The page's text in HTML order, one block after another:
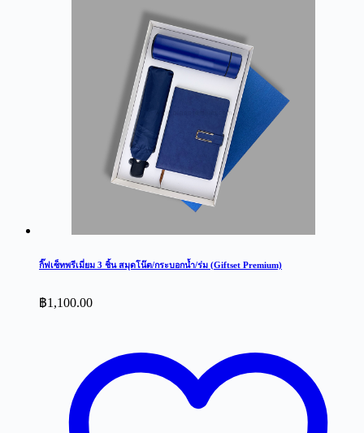
กิ๊ฟเซ็ทพรีเมี่ยม 3 ชิ้น สมุดโน๊ต/กระบอกน้ำ/ร่ม (Giftset Premium)
฿1,100.00